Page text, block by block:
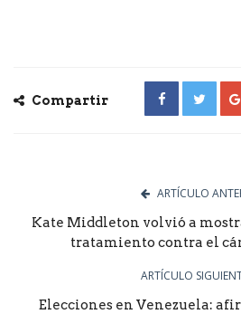
Compartir
ARTÍCULO
Kate Middleton volvió a
tratamiento contra el
ARTÍCULO
Elecciones en Venezuela: